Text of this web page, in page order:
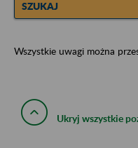
SZUKAJ
Wszystkie uwagi można
Ukryj wszystkie